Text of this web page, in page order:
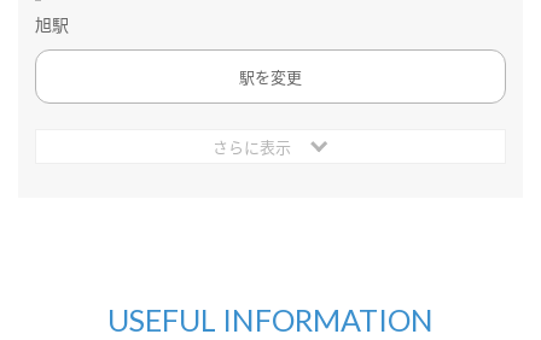
旭駅
駅を変更
さらに表示
USEFUL INFORMATION